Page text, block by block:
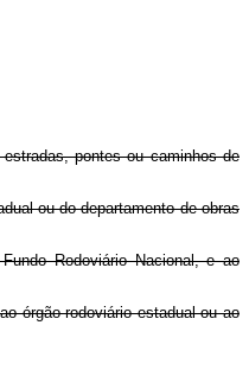
pontes ou caminhos de
ou do departamento de obras
Rodoviário Nacional, e ao
órgão rodoviário estadual ou ao